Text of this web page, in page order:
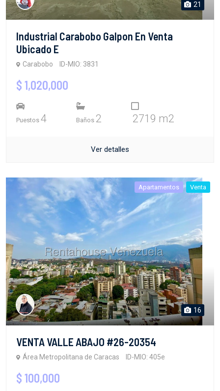
21
Industrial Carabobo Galpon En Venta
Ubicado E
Carabobo ID-MIO: 3831
$ 1,020,000
Puestos 4 Baños 2 2719 m2
Ver detalles
Apartamentos Venta
16
VENTA VALLE ABAJO #26-20354
Área Metropolitana de Caracas ID-MIO: 405e
$ 100,000